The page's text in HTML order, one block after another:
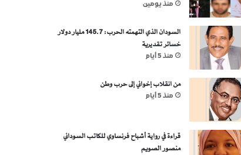
منذ يومين
السودان الذي التهمته الحرب: 145.7 مليار دولار
خسائر تقديرية
منذ 5 أيام
من انقلاب إخواني إلى حرب وطن
منذ 5 أيام
قراءة في رواية أشباح فرنساوي للكاتب السوداني
منصور الصويم